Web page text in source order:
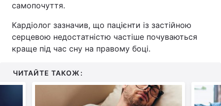
самопочуття.
Кардіолог зазначив, що пацієнти із застійною
серцевою недостатністю частіше почуваються
краще під час сну на правому боці.
ЧИТАЙТЕ ТАКОЖ: